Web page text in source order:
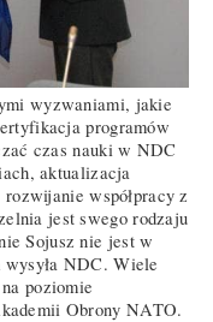
wyzwaniami, jakie
programów
czas nauki w NDC
aktualizacja
współpracy z
jest swego rodzaju
Sojusz nie jest w
NDC. Wiele
poziomie
Obrony NATO.